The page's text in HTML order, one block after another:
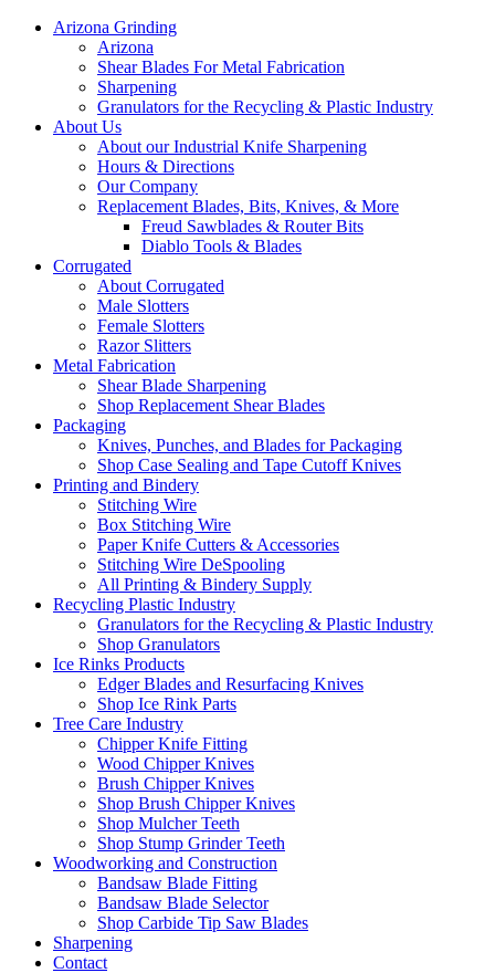
Arizona Grinding
Arizona
Shear Blades For Metal Fabrication
Sharpening
Granulators for the Recycling & Plastic Industry
About Us
About our Industrial Knife Sharpening
Hours & Directions
Our Company
Replacement Blades, Bits, Knives, & More
Freud Sawblades & Router Bits
Diablo Tools & Blades
Corrugated
About Corrugated
Male Slotters
Female Slotters
Razor Slitters
Metal Fabrication
Shear Blade Sharpening
Shop Replacement Shear Blades
Packaging
Knives, Punches, and Blades for Packaging
Shop Case Sealing and Tape Cutoff Knives
Printing and Bindery
Stitching Wire
Box Stitching Wire
Paper Knife Cutters & Accessories
Stitching Wire DeSpooling
All Printing & Bindery Supply
Recycling Plastic Industry
Granulators for the Recycling & Plastic Industry
Shop Granulators
Ice Rinks Products
Edger Blades and Resurfacing Knives
Shop Ice Rink Parts
Tree Care Industry
Chipper Knife Fitting
Wood Chipper Knives
Brush Chipper Knives
Shop Brush Chipper Knives
Shop Mulcher Teeth
Shop Stump Grinder Teeth
Woodworking and Construction
Bandsaw Blade Fitting
Bandsaw Blade Selector
Shop Carbide Tip Saw Blades
Sharpening
Contact